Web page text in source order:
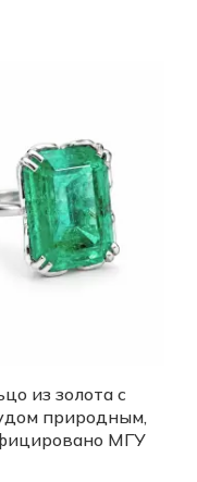
из золота с
природным,
МГУ